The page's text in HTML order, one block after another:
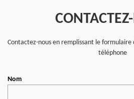
Contactez-nous en remplissant le
téléphone
Nom